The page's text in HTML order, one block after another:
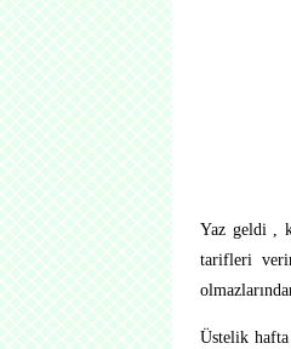
Yaz geldi ,
tarifleri
Üstelik